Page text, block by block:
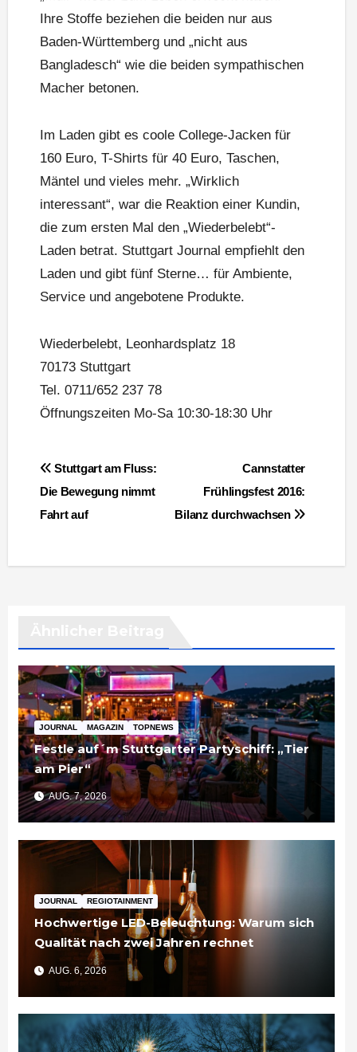
Ihre Stoffe beziehen die beiden nur aus
Baden-Württemberg und „nicht aus
Bangladesch“ wie die beiden sympathischen
Macher betonen.
Im Laden gibt es coole College-Jacken für
160 Euro, T-Shirts für 40 Euro, Taschen,
Mäntel und vieles mehr. „Wirklich
interessant“, war die Reaktion einer Kundin,
die zum ersten Mal den „Wiederbelebt“-
Laden betrat. Stuttgart Journal empfiehlt den
Laden und gibt fünf Sterne… für Ambiente,
Service und angebotene Produkte.
Wiederbelebt, Leonhardsplatz 18
70173 Stuttgart
Tel. 0711/652 237 78
Öffnungszeiten Mo-Sa 10:30-18:30 Uhr
Beitragsnavigation
Cannstatter
Frühlingsfest 2016:
Bilanz durchwachsen
Stuttgart am Fluss:
Die Bewegung nimmt
Fahrt auf
JOURNAL MAGAZIN TOPNEWS
Festle auf´m Stuttgarter Partyschiff: „Tier
am Pier“
AUG. 7, 2026
JOURNAL REGIOTAINMENT
Hochwertige LED-Beleuchtung: Warum sich
Qualität nach zwei Jahren rechnet
AUG. 6, 2026